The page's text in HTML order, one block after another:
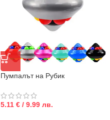
Пумпалът на Рубик
5.11 € / 9.99 лв.